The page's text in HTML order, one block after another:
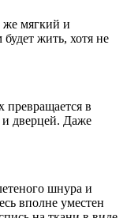
же мягкий и
жить, хотя не
превращается в
дверцей. Даже
шнура и
вполне уместен